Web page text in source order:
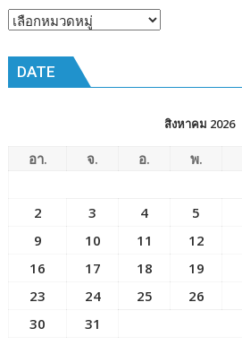
หัวข้อ
DATE
สิงหาคม 2026
อา. จ. อ. พ.
2
3 4 5
9
10 11 12
16
17 18 19
23
24 25 26
30
31